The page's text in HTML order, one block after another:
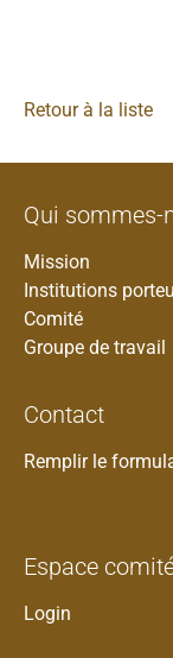
Retour à la liste
Qui sommes-
Mission
Institutions
Comité
Groupe de travail
Contact
Remplir le
Espace
Login